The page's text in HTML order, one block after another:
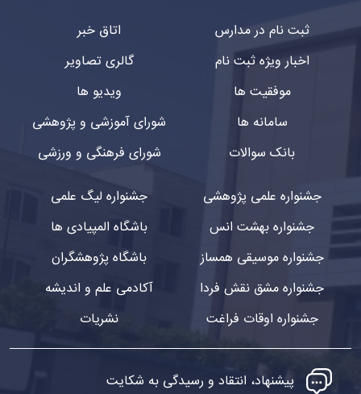
ثبت نام در مدارس
اخبار ویژه ثبت نام
موفقیت ها
سامانه ها
بانک سوالات
اتاق خبر
گالری تصاویر
ویدیو ها
شورای آموزشی و پژوهشی
شورای فرهنگی و ورزشی
جشنواره علمی پژوهشی
جشنواره بهشت انس
جشنواره موسیقی همساز
جشنواره مشق نقش فردا
جشنواره اوقات فراغت
جشنواره لیگ علمی
باشگاه المپیادی ها
باشگاه پژوهشگران
آکادمی علم و اندیشه
نشریات
پیشنهاد، انتقاد و رسیدگی به شکایت